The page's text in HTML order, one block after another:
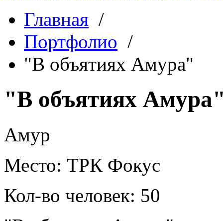
Главная /
Портфолио /
"В объятиях Амура"
"В объятиях
Амур
Место: ТРК Фокус
Кол-во человек: 50